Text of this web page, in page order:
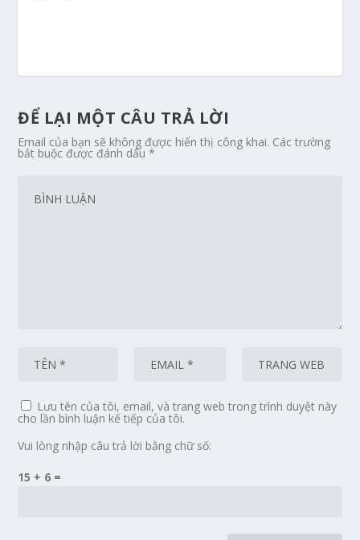
ĐỂ LẠI MỘT CÂU TRẢ LỜI
Email của bạn sẽ không được hiển thị công khai. Các trường
bắt buộc được đánh dấu*
Lưu tên của tôi, email, và trang web trong trình duyệt này
cho lần bình luận kế tiếp của tôi.
Vui lòng nhập câu trả lời bằng chữ số:
15 + 6 =